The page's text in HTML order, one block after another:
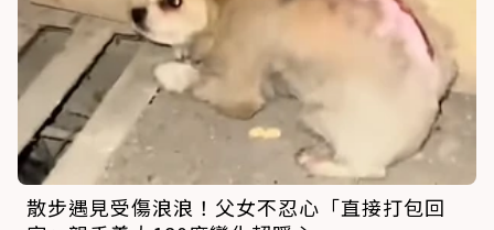
散步遇見受傷浪浪！父女不忍心「直接打包回